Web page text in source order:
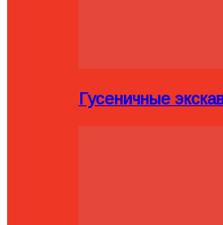
Гусеничные